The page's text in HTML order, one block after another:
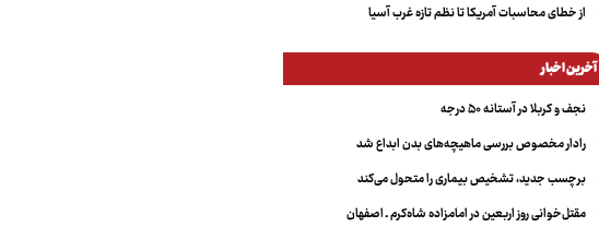
از خطای محاسبات آمریکا تا نظم تازه غرب آسیا
آخرین اخبار
نجف و کربلا در آستانه ۵۰ درجه
رادار مخصوص بررسی ماهیچه‌های بدن ابداع شد
برچسب جدید، تشخیص بیماری را متحول می‌کند
مقتل‌خوانی روز اربعین در امامزاده شاه‌کرم ـ اصفهان